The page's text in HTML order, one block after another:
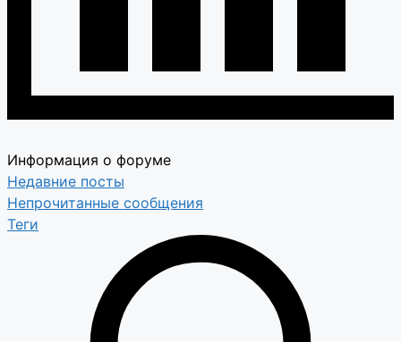
Информация о форуме
Недавние посты
Непрочитанные сообщения
Теги